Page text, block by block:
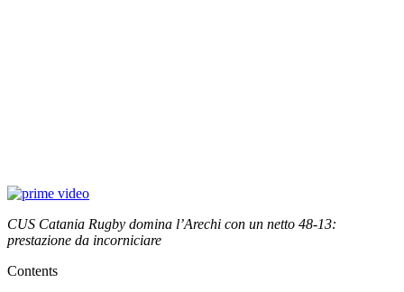
CUS Catania Rugby domina l’Arechi con un netto 48-13:
prestazione da incorniciare
Contents